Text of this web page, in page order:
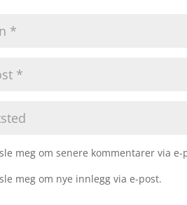
meg om senere kommentarer via e-
meg om nye innlegg via e-post.